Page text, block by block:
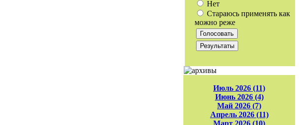
Нет
Стараюсь применять как
можно реже
Июль 2026 (11)
Июнь 2026 (4)
Май 2026 (7)
Апрель 2026 (11)
Март 2026 (10)